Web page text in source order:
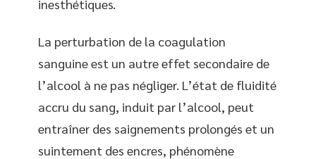
inesthétiques.
La perturbation de la coagulation
sanguine est un autre effet secondaire de
l’alcool à ne pas négliger. L’état de fluidité
accru du sang, induit par l’alcool, peut
entraîner des saignements prolongés et un
suintement des encres, phénomène